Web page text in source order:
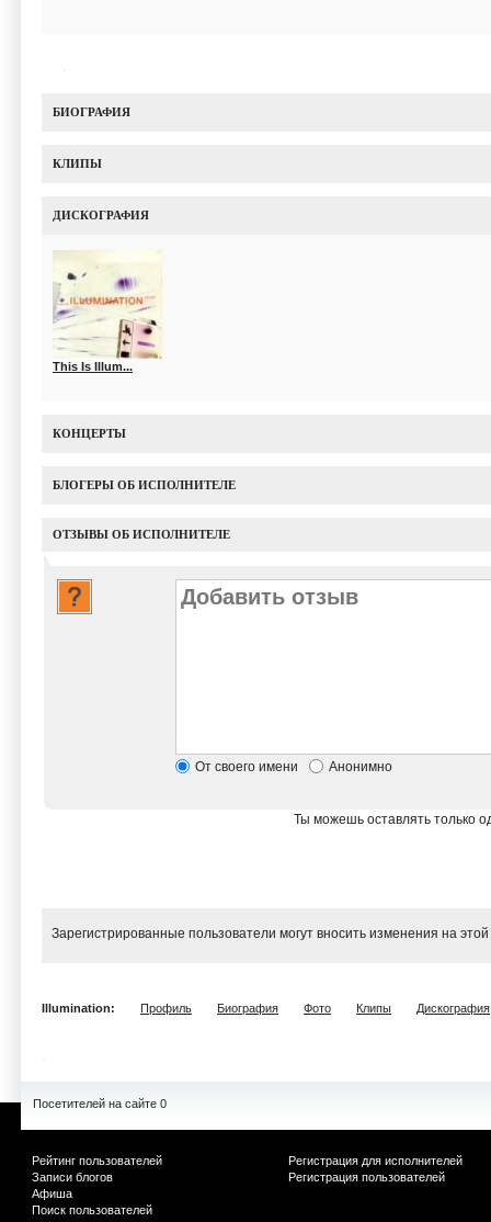
БИОГРАФИЯ
КЛИПЫ
ДИСКОГРАФИЯ
This Is Illum...
КОНЦЕРТЫ
БЛОГЕРЫ ОБ ИСПОЛНИТЕЛЕ
ОТЗЫВЫ ОБ ИСПОЛНИТЕЛЕ
От своего имени Анонимно
Ты можешь оставлять только
Зарегистрированные пользователи могут вносить изменения на
Illumination: Профиль Биография Фото Клипы Дискография
Посетителей на сайте 0
Рейтинг пользователей
Записи блогов
Афиша
Поиск пользователей
Регистрация для исполнителей
Регистрация пользователей